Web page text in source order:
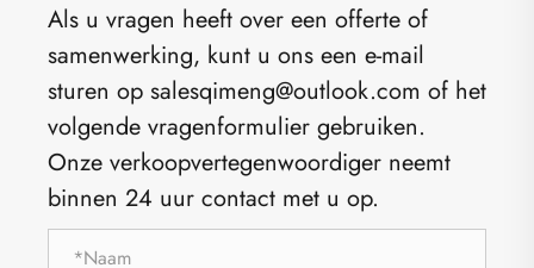
Als u vragen heeft over een offerte of
samenwerking, kunt u ons een e-mail
sturen op salesqimeng@outlook.com of het
volgende vragenformulier gebruiken.
Onze verkoopvertegenwoordiger neemt
binnen 24 uur contact met u op.